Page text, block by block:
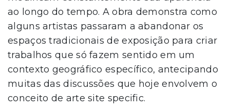
ao longo do tempo. A obra demonstra como
alguns artistas passaram a abandonar os
espaços tradicionais de exposição para criar
trabalhos que só fazem sentido em um
contexto geográfico específico, antecipando
muitas das discussões que hoje envolvem o
conceito de arte site specific.